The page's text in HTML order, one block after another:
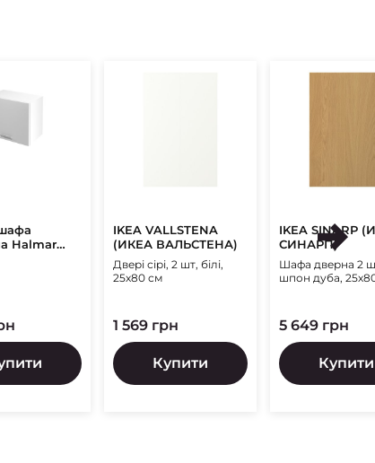
Halmar
IKEA VALLSTENA
(ИКЕА ВАЛЬСТЕНА)
Двері сірі, 2 шт, білі,
25х80 см
1 569 грн
Купити
IKEA SINARP
СИНАРП)
Шафа дверна 2
шпон дуба,
5 649 грн
Купити